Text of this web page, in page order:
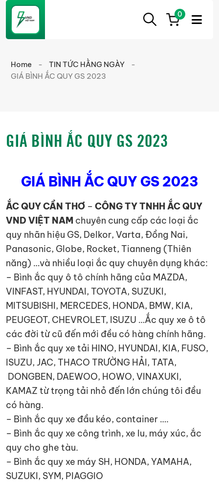
ẮC
CẦN
THƠ
Ắc
Cần
tốt
0
Home - TIN TỨC HẰNG NGÀY
-
GIÁ BÌNH ẮC QUY GS 2023
GIÁ BÌNH ẮC QUY GS 2023
GIÁ BÌNH ẮC QUY GS 2023
ẮC QUY CẦN THƠ – CÔNG TY TNHH ẮC QUY
VND VIỆT NAM chuyên cung cấp các loại ắc
quy nhãn hiệu GS, Delkor, Varta, Đồng Nai,
Panasonic, Globe, Rocket, Tianneng (Thiên
năng) …và nhiều loại ắc quy chuyên dụng khác:
– Bình ắc quy ô tô chính hãng của MAZDA,
VINFAST, HYUNDAI, TOYOTA, SUZUKI,
MITSUBISHI, MERCEDES, HONDA, BMW, KIA,
PEUGEOT, CHEVROLET, ISUZU …Ắc quy xe ô tô
các đời từ cũ đến mới đều có hàng chính hãng.
– Bình ắc quy xe tải HINO, HYUNDAI, KIA, FUSO,
ISUZU, JAC, THACO TRƯỜNG HẢI, TATA,
DONGBEN, DAEWOO, HOWO, VINAXUKI,
KAMAZ từ trọng tải nhỏ đến lớn chúng tôi đều
có hàng.
– Bình ắc quy xe đầu kéo, container ….
– Bình ắc quy xe công trình, xe lu, máy xúc, ắc
quy cho ghe tàu.
– Bình ắc quy xe máy SH, HONDA, YAMAHA,
SUZUKI, SYM, PIAGGIO